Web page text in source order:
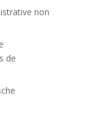
non
de